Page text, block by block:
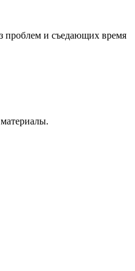
проблем и съедающих время